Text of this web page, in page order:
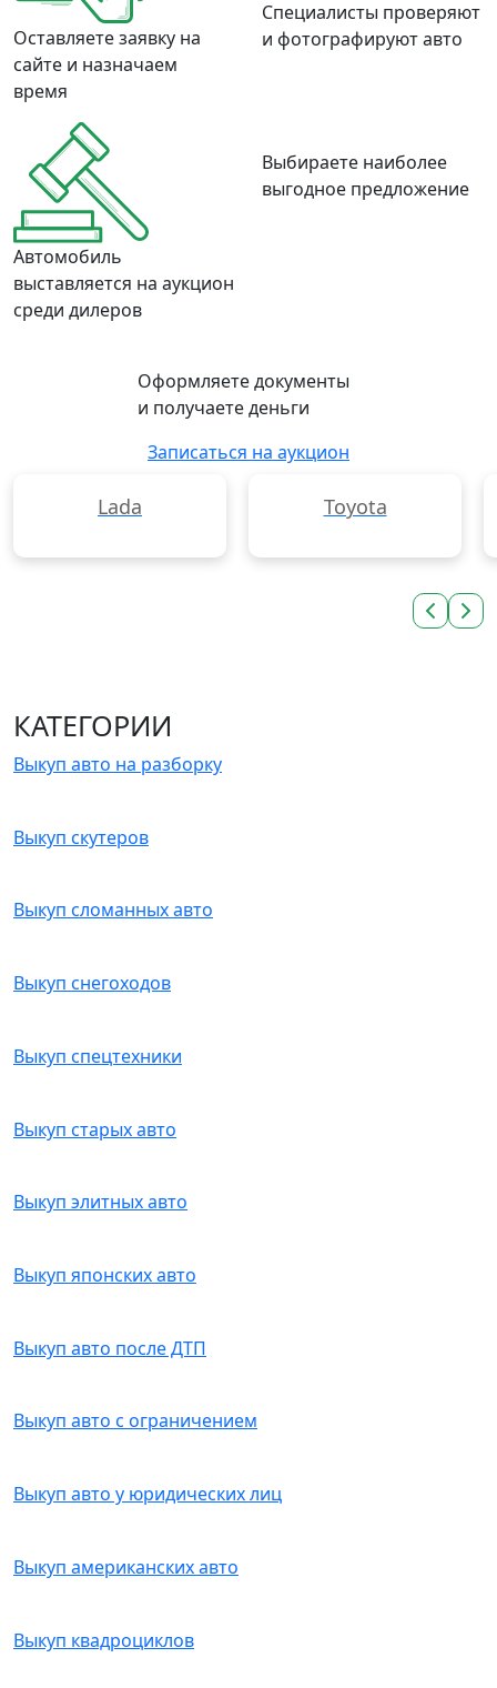
Оставляете заявку на
сайте и назначаем
время
Специалисты проверяют
и фотографируют авто
Автомобиль
выставляется на аукцион
среди дилеров
Выбираете наиболее
выгодное предложение
Оформляете документы
и получаете деньги
Записаться на аукцион
Lada Toyota
КАТЕГОРИИ
Выкуп авто на разборку
Выкуп скутеров
Выкуп сломанных авто
Выкуп снегоходов
Выкуп спецтехники
Выкуп старых авто
Выкуп элитных авто
Выкуп японских авто
Выкуп авто после ДТП
Выкуп авто с ограничением
Выкуп авто у юридических лиц
Выкуп американских авто
Выкуп квадроциклов